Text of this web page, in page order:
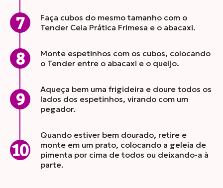
Faça cubos do mesmo tamanho com o
Tender Ceia Prática Frimesa e o abacaxi.
Monte espetinhos com os cubos, colocando
o Tender entre o abacaxi e o queijo.
Aqueça bem uma frigideira e doure todos os
lados dos espetinhos, virando com um
pegador.
Quando estiver bem dourado, retire e
monte em um prato, colocando a geleia de
pimenta por cima de todos ou deixando-a à
parte.